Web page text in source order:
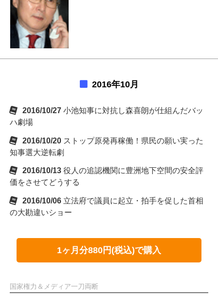
2016年10月
2016/10/27 小池知事に対抗し森喜朗が仕組んだバッ
ハ劇場
2016/10/20 ストップ原発再稼働！県民の願い実った
知事選大逆転劇
2016/10/13 役人の追認機関に豊洲地下空間の安全評
価をさせてどうする
2016/10/06 立法府で議員に起立・拍手を促した首相
の大勘違いショー
1ヶ月分880円(税込)で購入
国家権力＆メディア一刀両断